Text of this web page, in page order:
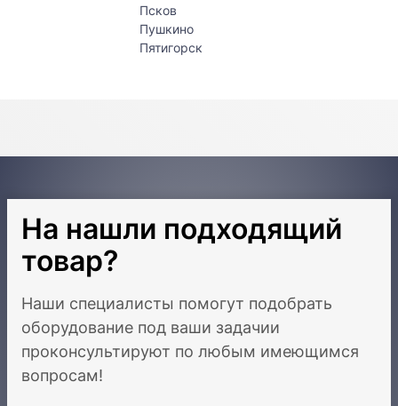
Псков
Пушкино
Пятигорск
На нашли подходящий
товар?
Наши специалисты помогут подобрать
оборудование под ваши задачии
проконсультируют по любым имеющимся
вопросам!